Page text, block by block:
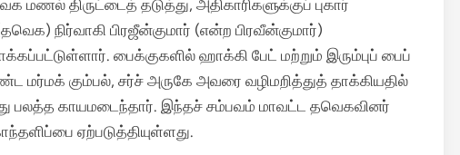
மணல் திருட்டைத் தடுத்து, அதிகாரிகளுக்குப் புகார்
நிர்வாகி பிரஜீன்குமார் (என்ற பிரவீன்குமார்)
பைக்குகளில் ஹாக்கி பேட் மற்றும் இரும்புப் பைப்
கும்பல், சர்ச் அருகே அவரை வழிமறித்துத் தாக்கியதில்
பலத்த காயமடைந்தார். இந்தச் சம்பவம் மாவட்ட தவெகவினர்
ஏற்படுத்தியுள்ளது.